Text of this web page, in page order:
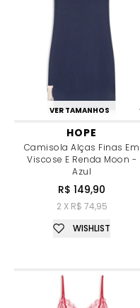
VER TAMANHOS
HOPE
Camisola Alças Finas Em
Viscose E Renda Moon -
Azul
R$ 149,90
2 X R$ 74,95
WISHLIST